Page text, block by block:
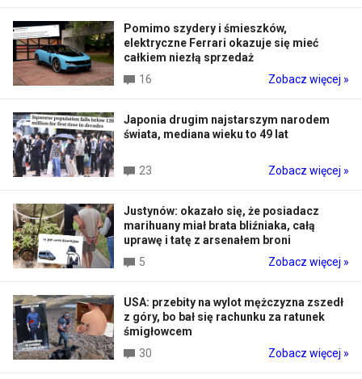
Pomimo szydery i śmieszków,
elektryczne Ferrari okazuje się mieć
całkiem niezłą sprzedaż
16
Zobacz więcej »
Japonia drugim najstarszym narodem
świata, mediana wieku to 49 lat
23 Zobacz więcej »
Justynów: okazało się, że posiadacz
marihuany miał brata bliźniaka, całą
uprawę i tatę z arsenałem broni
5
Zobacz więcej »
USA: przebity na wylot mężczyzna zszedł
z góry, bo bał się rachunku za ratunek
śmigłowcem
30
Zobacz więcej »